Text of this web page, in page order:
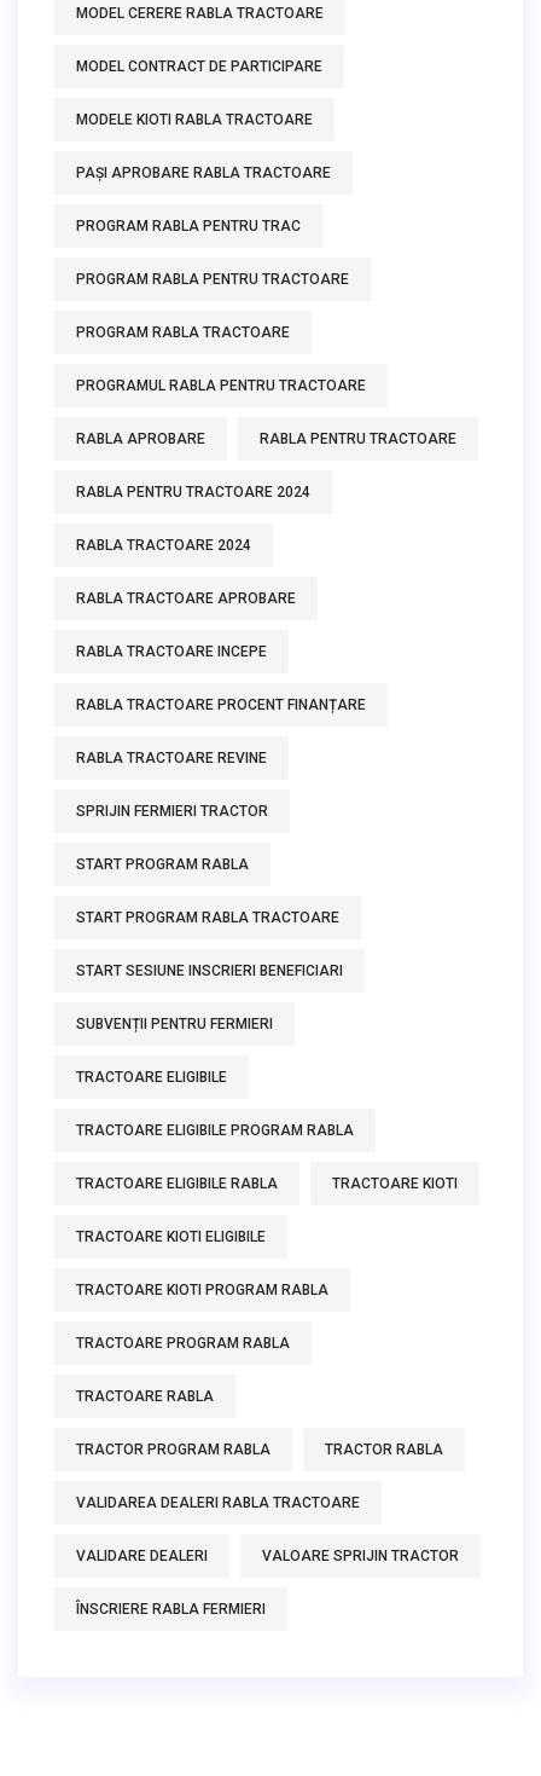
MODEL CERERE RABLA TRACTOARE
MODEL CONTRACT DE PARTICIPARE
MODELE KIOTI RABLA TRACTOARE
PAȘI APROBARE RABLA TRACTOARE
PROGRAM RABLA PENTRU TRAC
PROGRAM RABLA PENTRU TRACTOARE
PROGRAM RABLA TRACTOARE
PROGRAMUL RABLA PENTRU TRACTOARE
RABLA APROBARE RABLA PENTRU TRACTOARE
RABLA PENTRU TRACTOARE 2024
RABLA TRACTOARE 2024
RABLA TRACTOARE APROBARE
RABLA TRACTOARE INCEPE
RABLA TRACTOARE PROCENT FINANȚARE
RABLA TRACTOARE REVINE
SPRIJIN FERMIERI TRACTOR
START PROGRAM RABLA
START PROGRAM RABLA TRACTOARE
START SESIUNE INSCRIERI BENEFICIARI
SUBVENȚII PENTRU FERMIERI
TRACTOARE ELIGIBILE
TRACTOARE ELIGIBILE PROGRAM RABLA
TRACTOARE ELIGIBILE RABLA TRACTOARE KIOTI
TRACTOARE KIOTI ELIGIBILE
TRACTOARE KIOTI PROGRAM RABLA
TRACTOARE PROGRAM RABLA
TRACTOARE RABLA
TRACTOR PROGRAM RABLA TRACTOR RABLA
VALIDAREA DEALERI RABLA TRACTOARE
VALIDARE DEALERI VALOARE SPRIJIN TRACTOR
ÎNSCRIERE RABLA FERMIERI